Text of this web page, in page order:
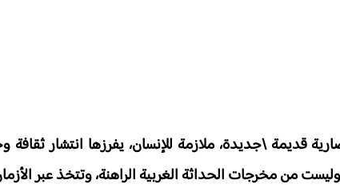
قديمة \جديدة، ملازمة للإنسان، يفرزها انتشار ثقافة
من مخرجات الحداثة الغربية الراهنة، وتتخذ عبر